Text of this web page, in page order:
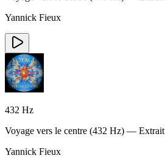
Yannick Fieux
432 Hz
Voyage vers le centre (432 Hz) — Extrait
Yannick Fieux